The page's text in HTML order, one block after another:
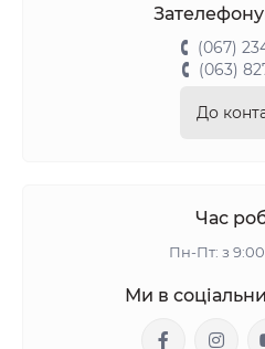
(067)
(063)
До
Час
Пн-Пт: з
Ми в